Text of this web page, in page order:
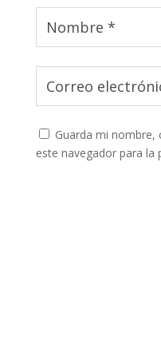
Guarda mi nombre,
este navegador para la